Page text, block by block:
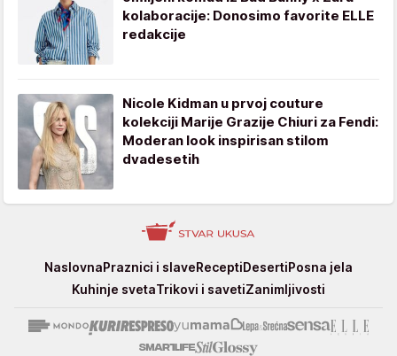
kolaboracije: Donosimo favorite ELLE
redakcije
Nicole Kidman u prvoj couture
kolekciji Marije Grazije Chiuri za Fendi:
Moderan look inspirisan stilom
dvadesetih
StvarNaslovnaPraznici i slaveReceptiDesertiPosna jela
Kuhinje svetaTrikovi i savetiZanimljivosti